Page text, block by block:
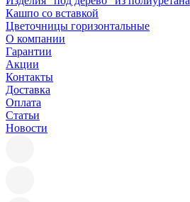
Кашпо со вставкой
Цветочницы горизонтальные
О компании
Гарантии
Акции
Контакты
Доставка
Оплата
Статьи
Новости